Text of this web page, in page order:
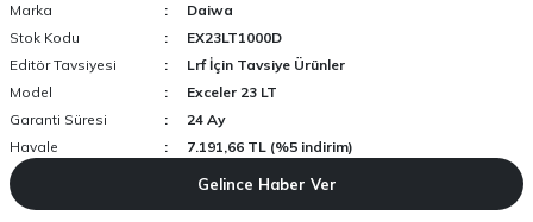
Marka
Daiwa
Stok Kodu
EX23LT1000D
Editör Tavsiyesi
Lrf İçin Tavsiye Ürünler
Model
Exceler 23 LT
Garanti Süresi
24 Ay
Havale
7.191,66 TL (%5 indirim)
Gelince Haber Ver